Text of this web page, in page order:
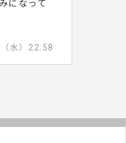
になって
水）22:58